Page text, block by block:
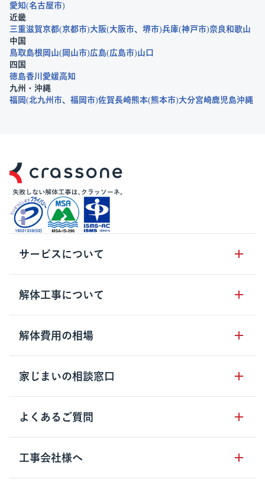
愛知 名古屋市
近畿
三重滋賀京都 京都市 大阪 大阪市 堺市 兵庫 神戸市 奈良和歌山
中国
鳥取 島根 岡山 岡山市 広島 広島市 山口
四国
徳島香川 愛媛高知
九州・沖縄
福岡 北九州市 福岡市 佐賀長崎熊本 熊本市 大分宮崎鹿児島沖縄
サービスについて
サービスの流れ
サービスのメリット
クラッソーネの自治体連携
お客さまの声
空き家の処分を検討のお客様へ
解体工事について
解体工事の基礎知識
解体工事に関わる法律
用語集
解体費用の相場
木造住宅の相場
鉄骨造住宅の相場
RC造住宅の相場
家じまいの相談窓口
家じまいの相談窓口
よくあるご質問
クラッソーネの利用方法
工事の進め方
工事会社様へ